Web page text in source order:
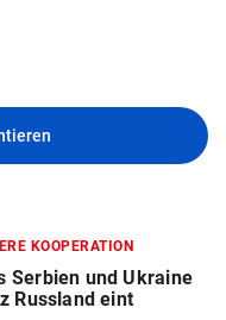
KOOPERATION
Serbien und Ukraine
Russland eint